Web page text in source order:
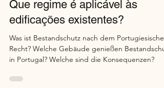
Direito do Urbanismo Português:
Que regime é aplicável às
edificações existentes?
Was ist Bestandschutz nach dem Portugiesischen
in Portugal? Welche sind die Konsequenzen?